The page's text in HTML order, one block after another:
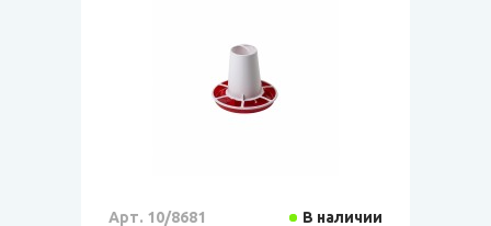
Арт. 10/8681 В наличии